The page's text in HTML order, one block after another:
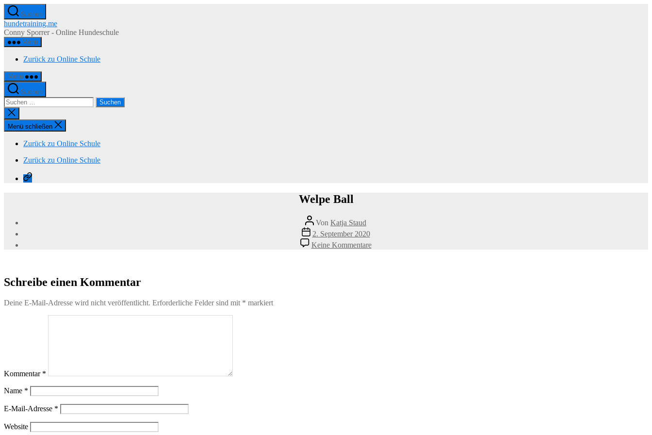
Zum
Inhalt
springen
Suchen
hundetraining.me
Conny Sporrer - Online Hundeschule
Menü
Zurück zu Online Schule
Menü
Suchen
Suchen
nach:
Suche
schließen
Menü schließen
Zurück zu Online Schule
Zurück zu Online Schule
Zurück
zu
Welpe Ball
Beitragsautor
Von Katja Staud
Veröffentlichungsdatum
2. September 2020
Keine Kommentarezu
Welpe
Schreibe einen Kommentar
Deine E-Mail-Adresse wird nicht veröffentlicht. Erforderliche Felder sind mit * markiert
Kommentar *
Name *
E-Mail-Adresse *
Website